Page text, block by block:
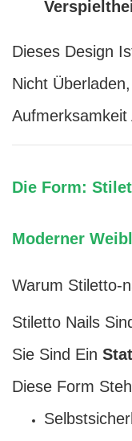
Dieses Design
Nicht
Aufmerksamkeit
Die Form:
Moderner
Warum Stiletto-
Stiletto Nails
Sie Sind Ein
Diese Form